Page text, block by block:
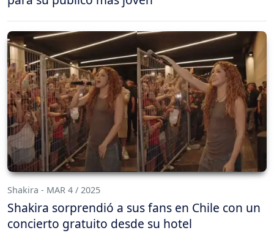
Shakira - MAR 4 / 2025
Shakira sorprendió a sus fans en Chile con un
concierto gratuito desde su hotel